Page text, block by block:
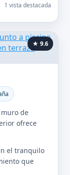
1 vista destacada
★ 9.6
de
ofrece
el tranquilo
que